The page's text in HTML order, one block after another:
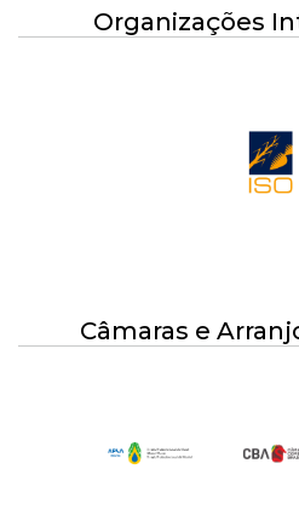
Organizações
Câmaras e